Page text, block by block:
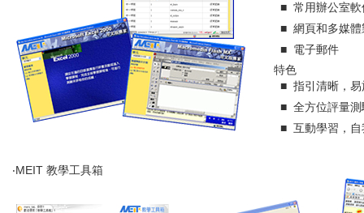
■ 常用辦公室軟
■ 網頁和多媒體
■ 電子郵件
特色
■ 指引清晰，
■ 全方位評量
■ 互動學習，
‧MEIT 教學工具箱